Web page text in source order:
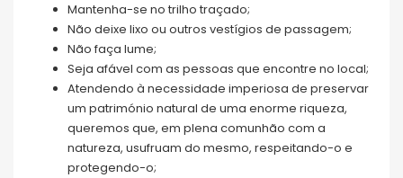
Mantenha-se no trilho traçado;
Não deixe lixo ou outros vestígios de passagem;
Não faça lume;
Seja afável com as pessoas que encontre no local;
Atendendo à necessidade imperiosa de preservar
um património natural de uma enorme riqueza,
queremos que, em plena comunhão com a
natureza, usufruam do mesmo, respeitando-o e
protegendo-o;